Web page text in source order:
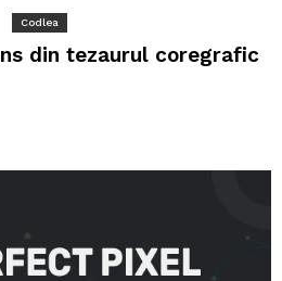
Codlea
din tezaurul coregrafic